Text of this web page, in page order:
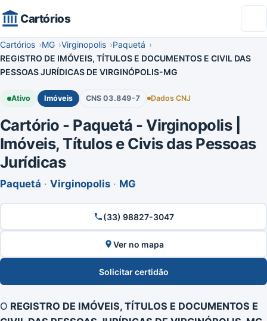
Cartórios
Cartórios MG Virginopolis
Paquetá
REGISTRO DE IMÓVEIS, TÍTULOS E DOCUMENTOS E CIVIL DAS
PESSOAS JURÍDICAS DE VIRGINÓPOLIS-MG
Ativo Imóveis CNS 03.849-7 Dados CNJ
Cartório - Paquetá - Virginopolis |
Imóveis, Títulos e Civis das Pessoas
Jurídicas
Paquetá · Virginopolis · MG
(33) 98827-3047
Ver no mapa
Solicitar certidão
O REGISTRO DE IMÓVEIS, TÍTULOS E DOCUMENTOS E